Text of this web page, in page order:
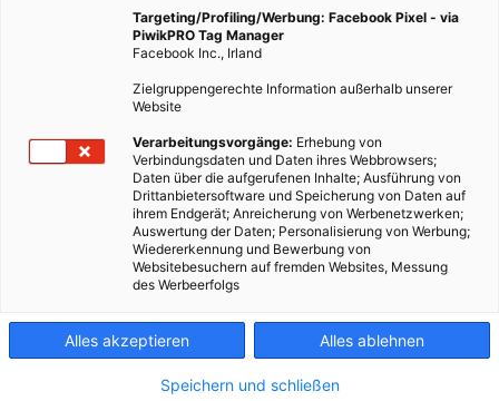
Targeting/Profiling/Werbung: Facebook Pixel - via
PiwikPRO Tag Manager
Facebook Inc., Irland
Zielgruppengerechte Information außerhalb unserer
Website
Verarbeitungsvorgänge: Erhebung von
Verbindungsdaten und Daten ihres Webbrowsers;
Daten über die aufgerufenen Inhalte; Ausführung von
Drittanbietersoftware und Speicherung von Daten auf
ihrem Endgerät; Anreicherung von Werbenetzwerken;
Auswertung der Daten; Personalisierung von Werbung;
Wiedererkennung und Bewerbung von
Websitebesuchern auf fremden Websites, Messung
des Werbeerfolgs
Alles akzeptieren Alles ablehnen
Speichern und schließen